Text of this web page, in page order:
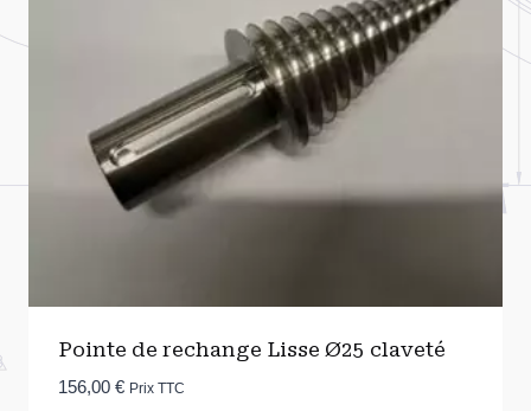
Pointe de rechange Lisse Ø25 claveté
156,00 € Prix TTC